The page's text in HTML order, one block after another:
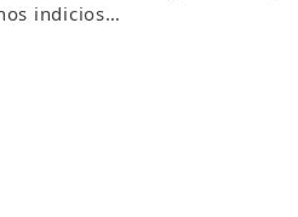
indicios…